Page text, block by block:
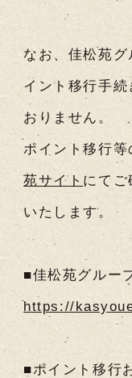
なお、佳松苑
イント移行手
おりません。
ポイント移行
苑サイト にてご
いたします。
■佳松苑グルー
https://
■ポイント移行